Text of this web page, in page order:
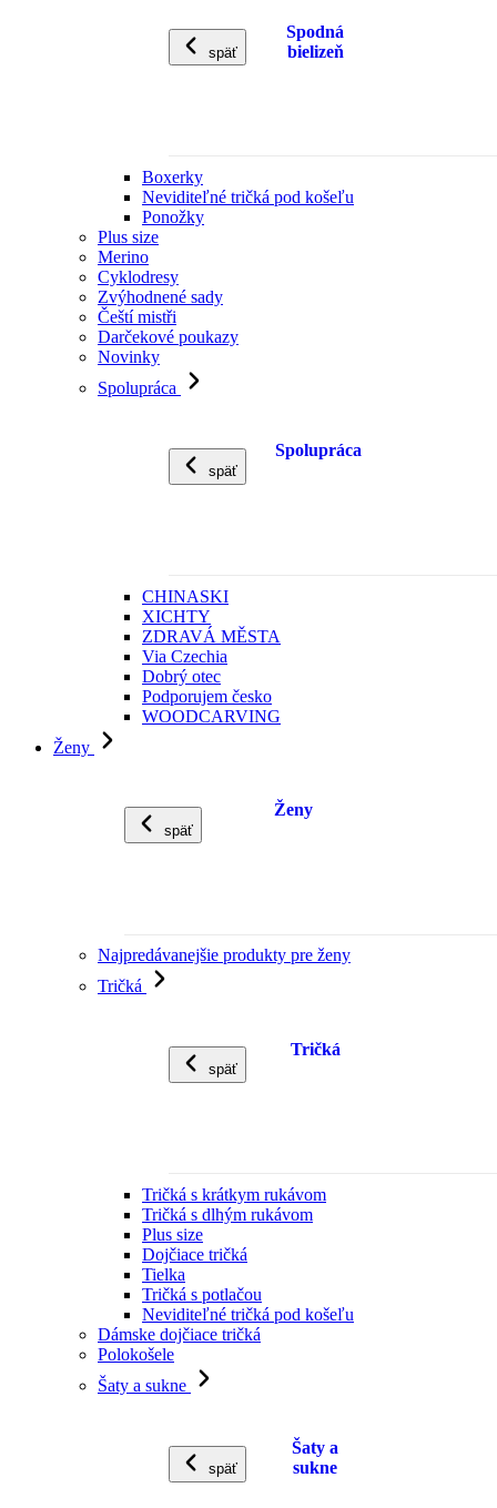
späť
Spodná
bielizeň
Boxerky
Neviditeľné tričká pod košeľu
Ponožky
Plus size
Merino
Cyklodresy
Zvýhodnené sady
Čeští mistři
Darčekové poukazy
Novinky
Spolupráca
späť
Spolupráca
CHINASKI
XICHTY
ZDRAVÁ MĚSTA
Via Czechia
Dobrý otec
Podporujem česko
WOODCARVING
Ženy
späť
Ženy
Najpredávanejšie produkty pre ženy
Tričká
späť
Tričká
Tričká s krátkym rukávom
Tričká s dlhým rukávom
Plus size
Dojčiace tričká
Tielka
Tričká s potlačou
Neviditeľné tričká pod košeľu
Dámske dojčiace tričká
Polokošele
Šaty a sukne
späť
Šaty a
sukne